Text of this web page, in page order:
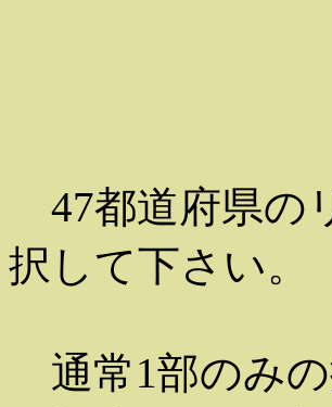
47都道府県の
択して下さい。
通常1部のみ